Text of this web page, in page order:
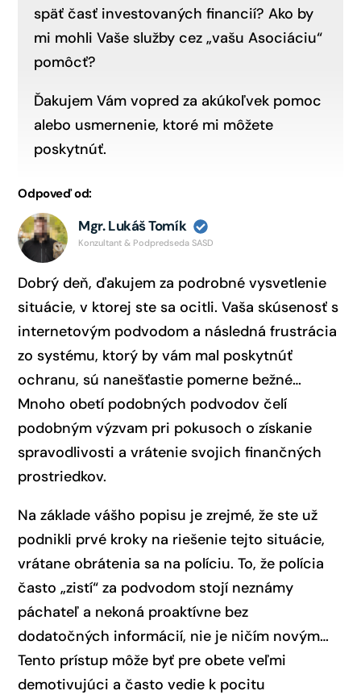
späť časť investovaných financií? Ako by
mi mohli Vaše služby cez „vašu Asociáciu“
pomôcť?
Ďakujem Vám vopred za akúkoľvek pomoc
alebo usmernenie, ktoré mi môžete
poskytnúť.
Odpoveď od:
Mgr. Lukáš Tomík
Konzultant & Podpredseda SASD
Dobrý deň, ďakujem za podrobné vysvetlenie
situácie, v ktorej ste sa ocitli. Vaša skúsenosť s
internetovým podvodom a následná frustrácia
zo systému, ktorý by vám mal poskytnúť
ochranu, sú nanešťastie pomerne bežné…
Mnoho obetí podobných podvodov čelí
podobným výzvam pri pokusoch o získanie
spravodlivosti a vrátenie svojich finančných
prostriedkov.
Na základe vášho popisu je zrejmé, že ste už
podnikli prvé kroky na riešenie tejto situácie,
vrátane obrátenia sa na políciu. To, že polícia
často „zistí“ za podvodom stojí neznámy
páchateľ a nekoná proaktívne bez
dodatočných informácií, nie je ničím novým…
Tento prístup môže byť pre obete veľmi
demotivujúci a často vedie k pocitu